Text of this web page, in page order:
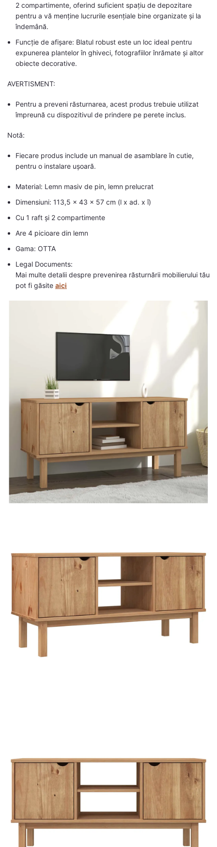
2 compartimente, oferind suficient spațiu de depozitare
pentru a vă menține lucrurile esențiale bine organizate și la
îndemână.
Funcție de afișare: Blatul robust este un loc ideal pentru
expunerea plantelor în ghiveci, fotografiilor înrămate și altor
obiecte decorative.
AVERTISMENT:
Pentru a preveni răsturnarea, acest produs trebuie utilizat
împreună cu dispozitivul de prindere pe perete inclus.
Notă:
Fiecare produs include un manual de asamblare în cutie,
pentru o instalare ușoară.
Material: Lemn masiv de pin, lemn prelucrat
Dimensiuni: 113,5 x 43 x 57 cm (l x ad. x î)
Cu 1 raft și 2 compartimente
Are 4 picioare din lemn
Gama: OTTA
Legal Documents:
Mai multe detalii despre prevenirea răsturnării mobilierului tău
pot fi găsite aici